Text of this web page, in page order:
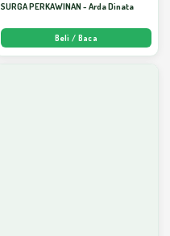
SURGA PERKAWINAN - Arda Dinata
Beli / Baca